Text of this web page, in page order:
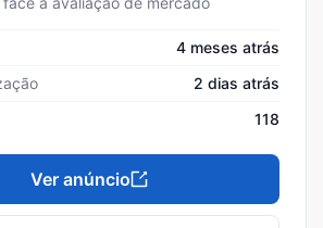
4 meses atrás
2 dias atrás
118
Ver anúncio